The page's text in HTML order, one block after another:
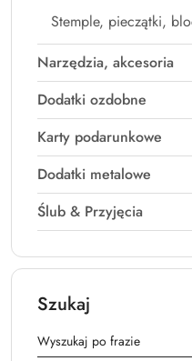
Stemple, pieczątki,
Narzędzia, akcesoria
Dodatki ozdobne
Karty podarunkowe
Dodatki metalowe
Ślub & Przyjęcia
Szukaj